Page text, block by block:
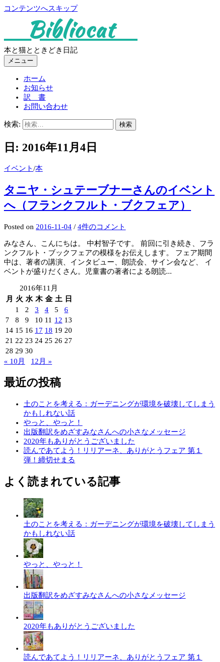
コンテンツへスキップ
Bibliocat
本と猫とときどき日記
メニュー
ホーム
お知らせ
訳 書
お問い合わせ
検索:
日: 2016年11月4日
イベント/本
タニヤ・シュテーブナーさんのイベント
へ（フランクフルト・ブクフェア）
Posted on 2016-11-04 / 4件のコメント
みなさん、こんにちは。 中村智子です。 前回に引き続き、フラ
ンクフルト・ブックフェアの模様をお伝えします。 フェア期間
中は、著者の講演、インタビュー、朗読会、サイン会など、 イ
ベントが盛りだくさん。児童書の著者による朗読...
2016年11月
月
火 水 木 金 土
日
1
2 3 4 5
6
7
8 9 10 11 12 13
14 15 16 17 18 19 20
21 22 23 24 25 26 27
28 29 30
« 10月
12月 »
最近の投稿
土のことを考える：ガーデニングが環境を破壊してしまう
かもしれない話
やっと、やっと！
出版翻訳をめざすみなさんへの小さなメッセージ
2020年もありがとうございました
読んであてよう！リリアーネ、ありがとうフェア 第１
弾！締切せまる
よく読まれている記事
土のことを考える：ガーデニングが環境を破壊してしまう
かもしれない話
やっと、やっと！
出版翻訳をめざすみなさんへの小さなメッセージ
2020年もありがとうございました
読んであてよう！リリアーネ、ありがとうフェア 第１